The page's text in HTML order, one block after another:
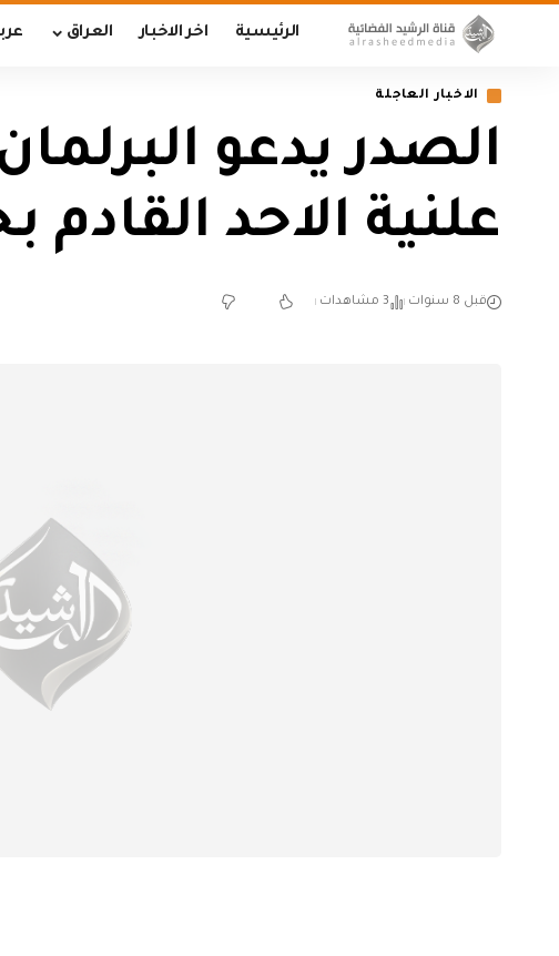
الرئيسية اخر الاخبار العراق
الاخبار العاجلة
الصدر يدعو
علنية الاحد
قبل 8 سنوات 3 مشاهدات